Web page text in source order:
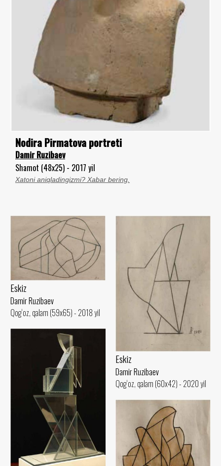
Nodira Pirmatova portreti
Damir Ruzibaev
Shamot (48x25) - 2017 yil
Xatoni aniqladingizmi? Xabar bering.
Eskiz
Damir Ruzibaev
Qog‘oz, qalam (59x65) - 2018 yil
Eskiz
Damir Ruzibaev
Qog‘oz, qalam (60x42) - 2020 yil